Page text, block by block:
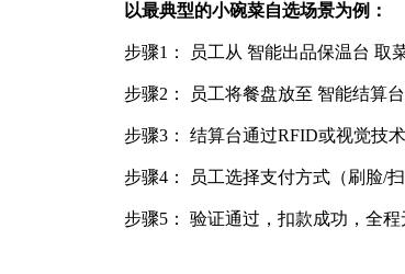
以最典型的小碗菜自选场景为例：
步骤1： 员工从 智能出品保温台 取
步骤2： 员工将餐盘放至 智能结算台
步骤3： 结算台通过RFID或视觉技
步骤4： 员工选择支付方式（刷脸/
步骤5： 验证通过，扣款成功，全